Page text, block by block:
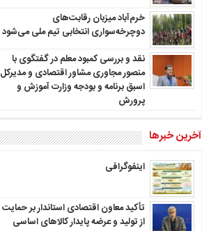
خرم‌آباد میزبان رقابت‌های
دوچرخه‌سواری انتخابی تیم ملی می‌شود
نقد و بررسی کمبود معلم در گفتگوی با
منصور مجاوری مشاور اقتصادی و مدیرکل
اسبق برنامه و بودجه وزارت آموزش و
پرورش
آخرین خبرها
اینفوگرافی
تأکید معاون اقتصادی استاندار بر حمایت
از تولید و عرضه پایدار کالاهای اساسی